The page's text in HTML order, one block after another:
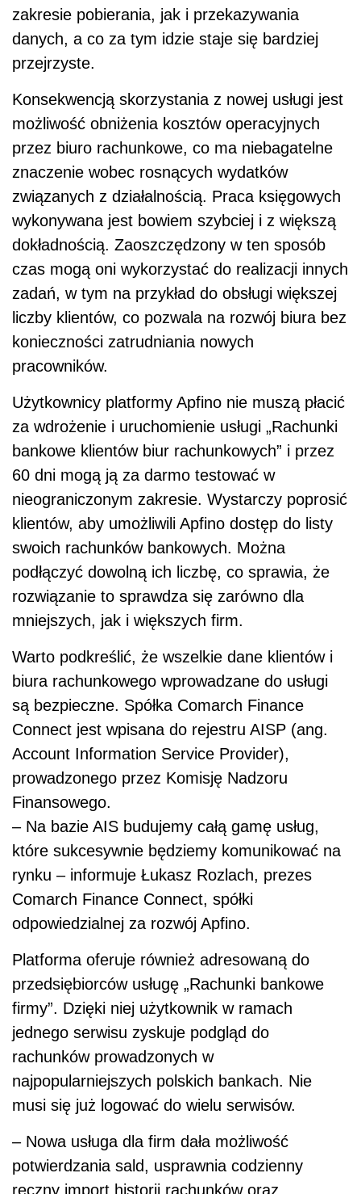
zakresie pobierania, jak i przekazywania
danych, a co za tym idzie staje się bardziej
przejrzyste.
Konsekwencją skorzystania z nowej usługi jest
możliwość obniżenia kosztów operacyjnych
przez biuro rachunkowe, co ma niebagatelne
znaczenie wobec rosnących wydatków
związanych z działalnością. Praca księgowych
wykonywana jest bowiem szybciej i z większą
dokładnością. Zaoszczędzony w ten sposób
czas mogą oni wykorzystać do realizacji innych
zadań, w tym na przykład do obsługi większej
liczby klientów, co pozwala na rozwój biura bez
konieczności zatrudniania nowych
pracowników.
Użytkownicy platformy Apfino nie muszą płacić
za wdrożenie i uruchomienie usługi „Rachunki
bankowe klientów biur rachunkowych” i przez
60 dni mogą ją za darmo testować w
nieograniczonym zakresie. Wystarczy poprosić
klientów, aby umożliwili Apfino dostęp do listy
swoich rachunków bankowych. Można
podłączyć dowolną ich liczbę, co sprawia, że
rozwiązanie to sprawdza się zarówno dla
mniejszych, jak i większych firm.
Warto podkreślić, że wszelkie dane klientów i
biura rachunkowego wprowadzane do usługi
są bezpieczne. Spółka Comarch Finance
Connect jest wpisana do rejestru AISP (ang.
Account Information Service Provider),
prowadzonego przez Komisję Nadzoru
Finansowego.
– Na bazie AIS budujemy całą gamę usług,
które sukcesywnie będziemy komunikować na
rynku – informuje Łukasz Rozlach, prezes
Comarch Finance Connect, spółki
odpowiedzialnej za rozwój Apfino.
Platforma oferuje również adresowaną do
przedsiębiorców usługę „Rachunki bankowe
firmy”. Dzięki niej użytkownik w ramach
jednego serwisu zyskuje podgląd do
rachunków prowadzonych w
najpopularniejszych polskich bankach. Nie
musi się już logować do wielu serwisów.
– Nowa usługa dla firm dała możliwość
potwierdzania sald, usprawnia codzienny
ręczny import historii rachunków oraz